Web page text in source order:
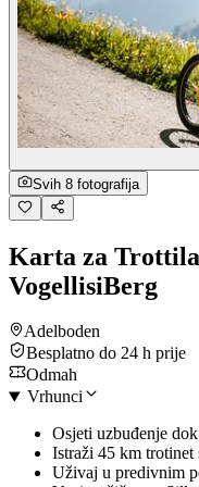
Svih 8 fotografija
Karta za
VogellisiBerg
Adelboden
Besplatno do 24 h prije
Odmah
Vrhunci
Osjeti uzbuđenje
Istraži 45 km
Uživaj u predivnim